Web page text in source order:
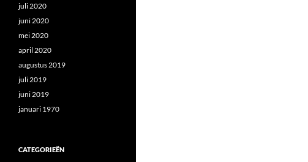
juli 2020
juni 2020
mei 2020
april 2020
augustus 2019
juli 2019
juni 2019
januari 1970
CATEGORIEËN